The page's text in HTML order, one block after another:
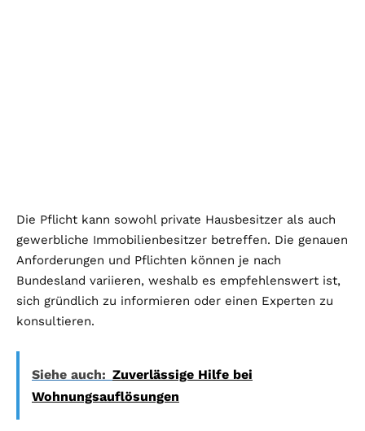
Die Pflicht kann sowohl private Hausbesitzer als auch
gewerbliche Immobilienbesitzer betreffen. Die genauen
Anforderungen und Pflichten können je nach
Bundesland variieren, weshalb es empfehlenswert ist,
sich gründlich zu informieren oder einen Experten zu
konsultieren.
Siehe auch: Zuverlässige Hilfe bei
Wohnungsauflösungen